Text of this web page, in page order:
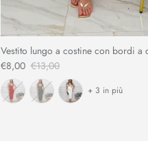
Vestito lungo a costine con bordi a
€8,00 €13,00
+ 3 in più